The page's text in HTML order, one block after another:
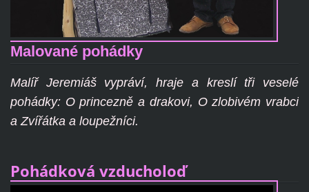
Malované pohádky
Malíř Jeremiáš vypráví, hraje a kreslí tři veselé
pohádky: O princezně a drakovi, O zlobivém vrabci
a Zvířátka a loupežníci.
Pohádková vzducholoď